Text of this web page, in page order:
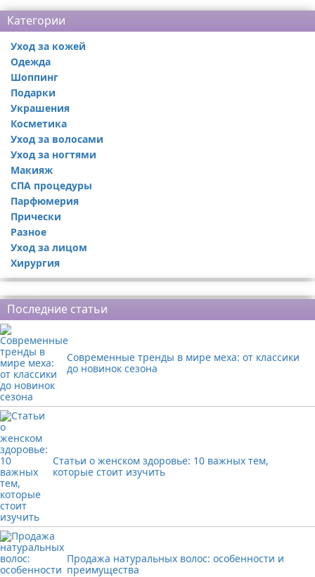
Категории
Уход за кожей
Одежда
Шоппинг
Подарки
Украшения
Косметика
Уход за волосами
Уход за ногтями
Макияж
СПА процедуры
Парфюмерия
Прически
Разное
Уход за лицом
Хирургия
Последние статьи
Современные тренды в мире меха: от классики
до новинок сезона
Статьи о женском здоровье: 10 важных тем,
которые стоит изучить
Продажа натуральных волос: особенности и
преимущества